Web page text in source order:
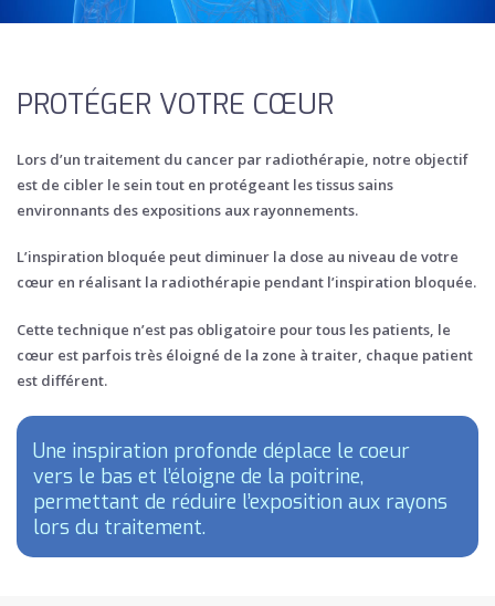
PROTÉGER VOTRE CŒUR
Lors d’un traitement du cancer par radiothérapie, notre objectif
est de cibler le sein tout en protégeant les tissus sains
environnants des expositions aux rayonnements.
L’inspiration bloquée peut diminuer la dose au niveau de votre
cœur en réalisant la radiothérapie pendant l’inspiration bloquée.
Cette technique n’est pas obligatoire pour tous les patients, le
cœur est parfois très éloigné de la zone à traiter, chaque patient
est différent.
Une inspiration profonde déplace le coeur
vers le bas et l’éloigne de la poitrine,
permettant de réduire l’exposition aux rayons
lors du traitement.